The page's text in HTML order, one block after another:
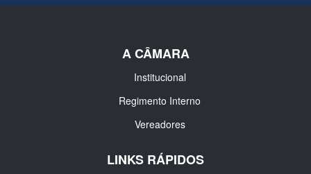
A CÂMARA
Institucional
Regimento Interno
Vereadores
LINKS RÁPIDOS